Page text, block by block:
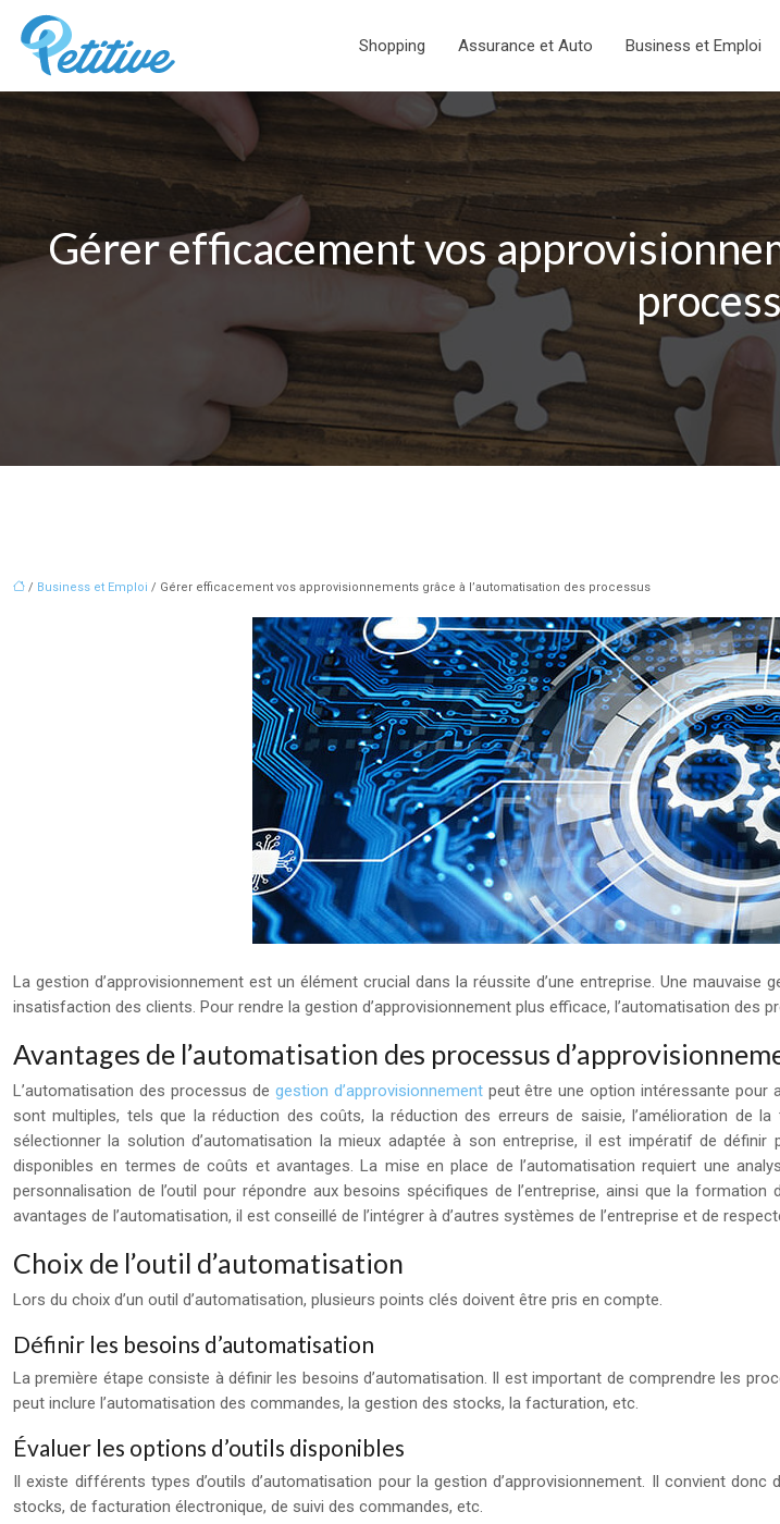
Shopping Assurance et Auto Business et Emploi
Gérer efficacement vos
/ Business et Emploi / Gérer efficacement vos approvisionnements grâce à l’automatisation des processus
La gestion d’approvisionnement est un élément crucial dans la réussite d’une entreprise. Une
insatisfaction des clients. Pour rendre la gestion d’approvisionnement plus efficace, l’automatisation des
Avantages de l’automatisation des processus
L’automatisation des processus de gestion d’approvisionnementpeut être une option intéressante pour
sont multiples, tels que la réduction des coûts, la réduction des erreurs de saisie, l’amélioration de
sélectionner la solution d’automatisation la mieux adaptée à son entreprise, il est impératif de
disponibles en termes de coûts et avantages. La mise en place de l’automatisation requiert une
personnalisation de l’outil pour répondre aux besoins spécifiques de l’entreprise, ainsi que la
avantages de l’automatisation, il est conseillé de l’intégrer à d’autres systèmes de l’entreprise et de
Choix de l’outil d’automatisation
Lors du choix d’un outil d’automatisation, plusieurs points clés doivent être pris en compte.
Définir les besoins d’automatisation
La première étape consiste à définir les besoins d’automatisation. Il est important de comprendre les
peut inclure l’automatisation des commandes, la gestion des stocks, la facturation, etc.
Évaluer les options d’outils disponibles
Il existe différents types d’outils d’automatisation pour la gestion d’approvisionnement. Il convient
stocks, de facturation électronique, de suivi des commandes, etc.